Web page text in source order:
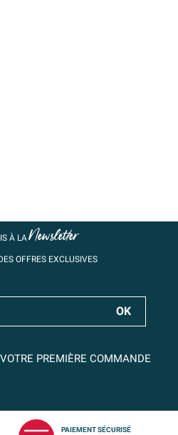
À LANewsletter
OFFRES EXCLUSIVES
PREMIÈRE COMMANDE
PAIEMENT SÉCURISÉ